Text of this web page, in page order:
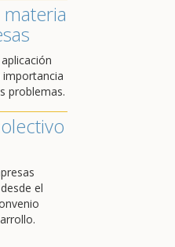
importancia
problemas.
el